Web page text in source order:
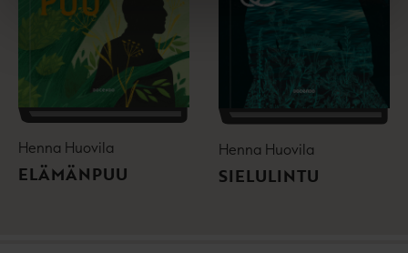
Henna Huovila
ELÄMÄNPUU
Henna Huovila
SIELULINTU